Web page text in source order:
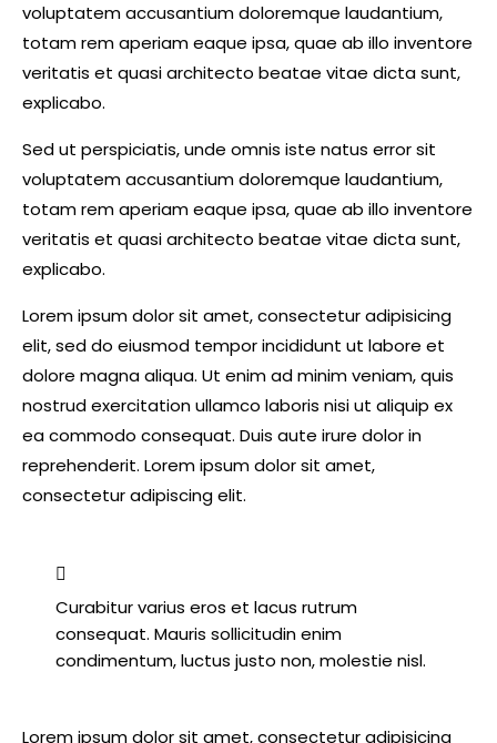
voluptatem accusantium doloremque laudantium,
totam rem aperiam eaque ipsa, quae ab illo inventore
veritatis et quasi architecto beatae vitae dicta sunt,
explicabo.
Sed ut perspiciatis, unde omnis iste natus error sit
voluptatem accusantium doloremque laudantium,
totam rem aperiam eaque ipsa, quae ab illo inventore
veritatis et quasi architecto beatae vitae dicta sunt,
explicabo.
Lorem ipsum dolor sit amet, consectetur adipisicing
elit, sed do eiusmod tempor incididunt ut labore et
dolore magna aliqua. Ut enim ad minim veniam, quis
nostrud exercitation ullamco laboris nisi ut aliquip ex
ea commodo consequat. Duis aute irure dolor in
reprehenderit. Lorem ipsum dolor sit amet,
consectetur adipiscing elit.
Curabitur varius eros et lacus rutrum
consequat. Mauris sollicitudin enim
condimentum, luctus justo non, molestie nisl.
Lorem ipsum dolor sit amet, consectetur adipisicing